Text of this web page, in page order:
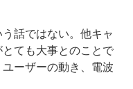
話ではない。他キャ
ても大事とのことで
ーザーの動き、電波